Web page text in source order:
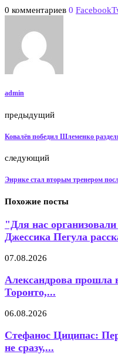
0 комментариев 0 Facebook
admin
предыдущий
Ковалёв победил Шлеменко
следующий
Энрике стал вторым тренером
Похожие посты
"Для нас
Джессика Пегула
07.08.2026
Александрова прошла
Торонто,...
06.08.2026
Стефанос Циципас:
не сразу,...